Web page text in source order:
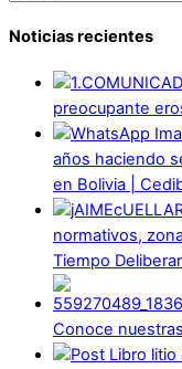
Noticias recientes
preocupante
años haciendo
en Bolivia |
normativos,
Tiempo
Conoce